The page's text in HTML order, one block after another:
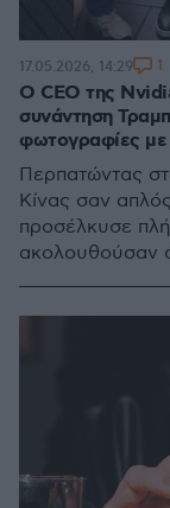
O CEO της
συνάντηση
φωτογραφίες με
Περπατώντας
Κίνας σαν
προσέλκυσε
ακολουθούσαν
17.05.2026, 14:29 1